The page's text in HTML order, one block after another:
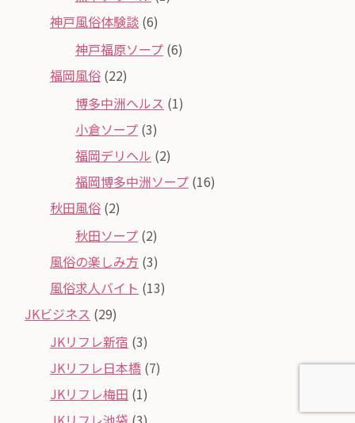
神戸風俗体験談 (6)
神戸福原ソープ (6)
福岡風俗 (22)
博多中洲ヘルス (1)
小倉ソープ (3)
福岡デリヘル (2)
福岡博多中洲ソープ (16)
秋田風俗 (2)
秋田ソープ (2)
風俗の楽しみ方 (3)
風俗求人バイト (13)
JKビジネス (29)
JKリフレ新宿 (3)
JKリフレ日本橋 (7)
JKリフレ梅田 (1)